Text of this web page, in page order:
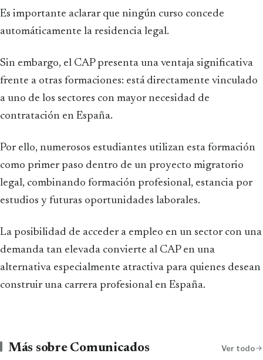
Es importante aclarar que ningún curso concede
automáticamente la residencia legal.
Sin embargo, el CAP presenta una ventaja significativa
frente a otras formaciones: está directamente vinculado
a uno de los sectores con mayor necesidad de
contratación en España.
Por ello, numerosos estudiantes utilizan esta formación
como primer paso dentro de un proyecto migratorio
legal, combinando formación profesional, estancia por
estudios y futuras oportunidades laborales.
La posibilidad de acceder a empleo en un sector con una
demanda tan elevada convierte al CAP en una
alternativa especialmente atractiva para quienes desean
construir una carrera profesional en España.
Más sobre Comunicados Ver todo